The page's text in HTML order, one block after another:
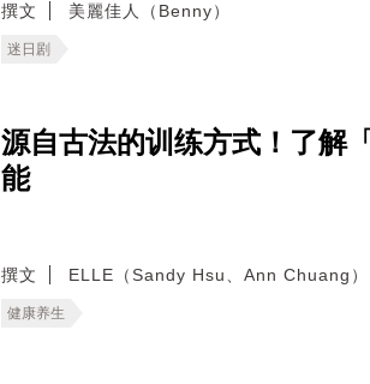
撰文 美麗佳人（Benny）
迷日剧
源自古法的训练方式！了解
能
撰文 ELLE（Sandy Hsu、Ann Chuang）
健康养生